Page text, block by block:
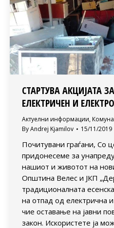
СТАРТУВА АКЦИЈАТА
ЕЛЕКТРИЧЕН И
Актуелни информации,
ByAndrej Kjamilov 15/11/2019
Почитувани граѓани, Со
придонесеме за
нашиот и животот на
Општина Велес и ЈКП
традиционалната
на отпад од електрична
чие оставање на јавни
закон. Искористете ја